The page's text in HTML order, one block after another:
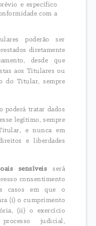
e específico
com a
poderão ser
diretamente
desde que
aos Titulares ou
do Titular, sempre
poderá tratar dados
legítimo, sempre
e nunca em
e liberdades
sensíveis será
consentimento
casos em que o
(i) o cumprimento
(ii) o exercício
judicial,